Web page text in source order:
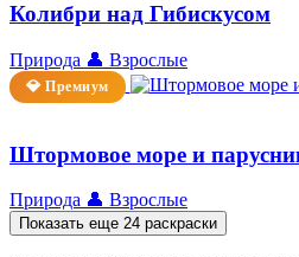
Колибри над Гибискусом
Природа 👤 Взрослые
💎 Премиум
Штормовое море и
Природа 👤 Взрослые
Показать еще 24 раскраски